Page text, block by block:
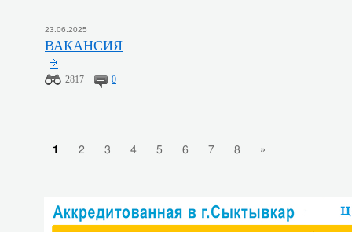
23.06.2025
ВАКАНСИЯ
2817 0
1 2 3 4 5 6 7 8 »